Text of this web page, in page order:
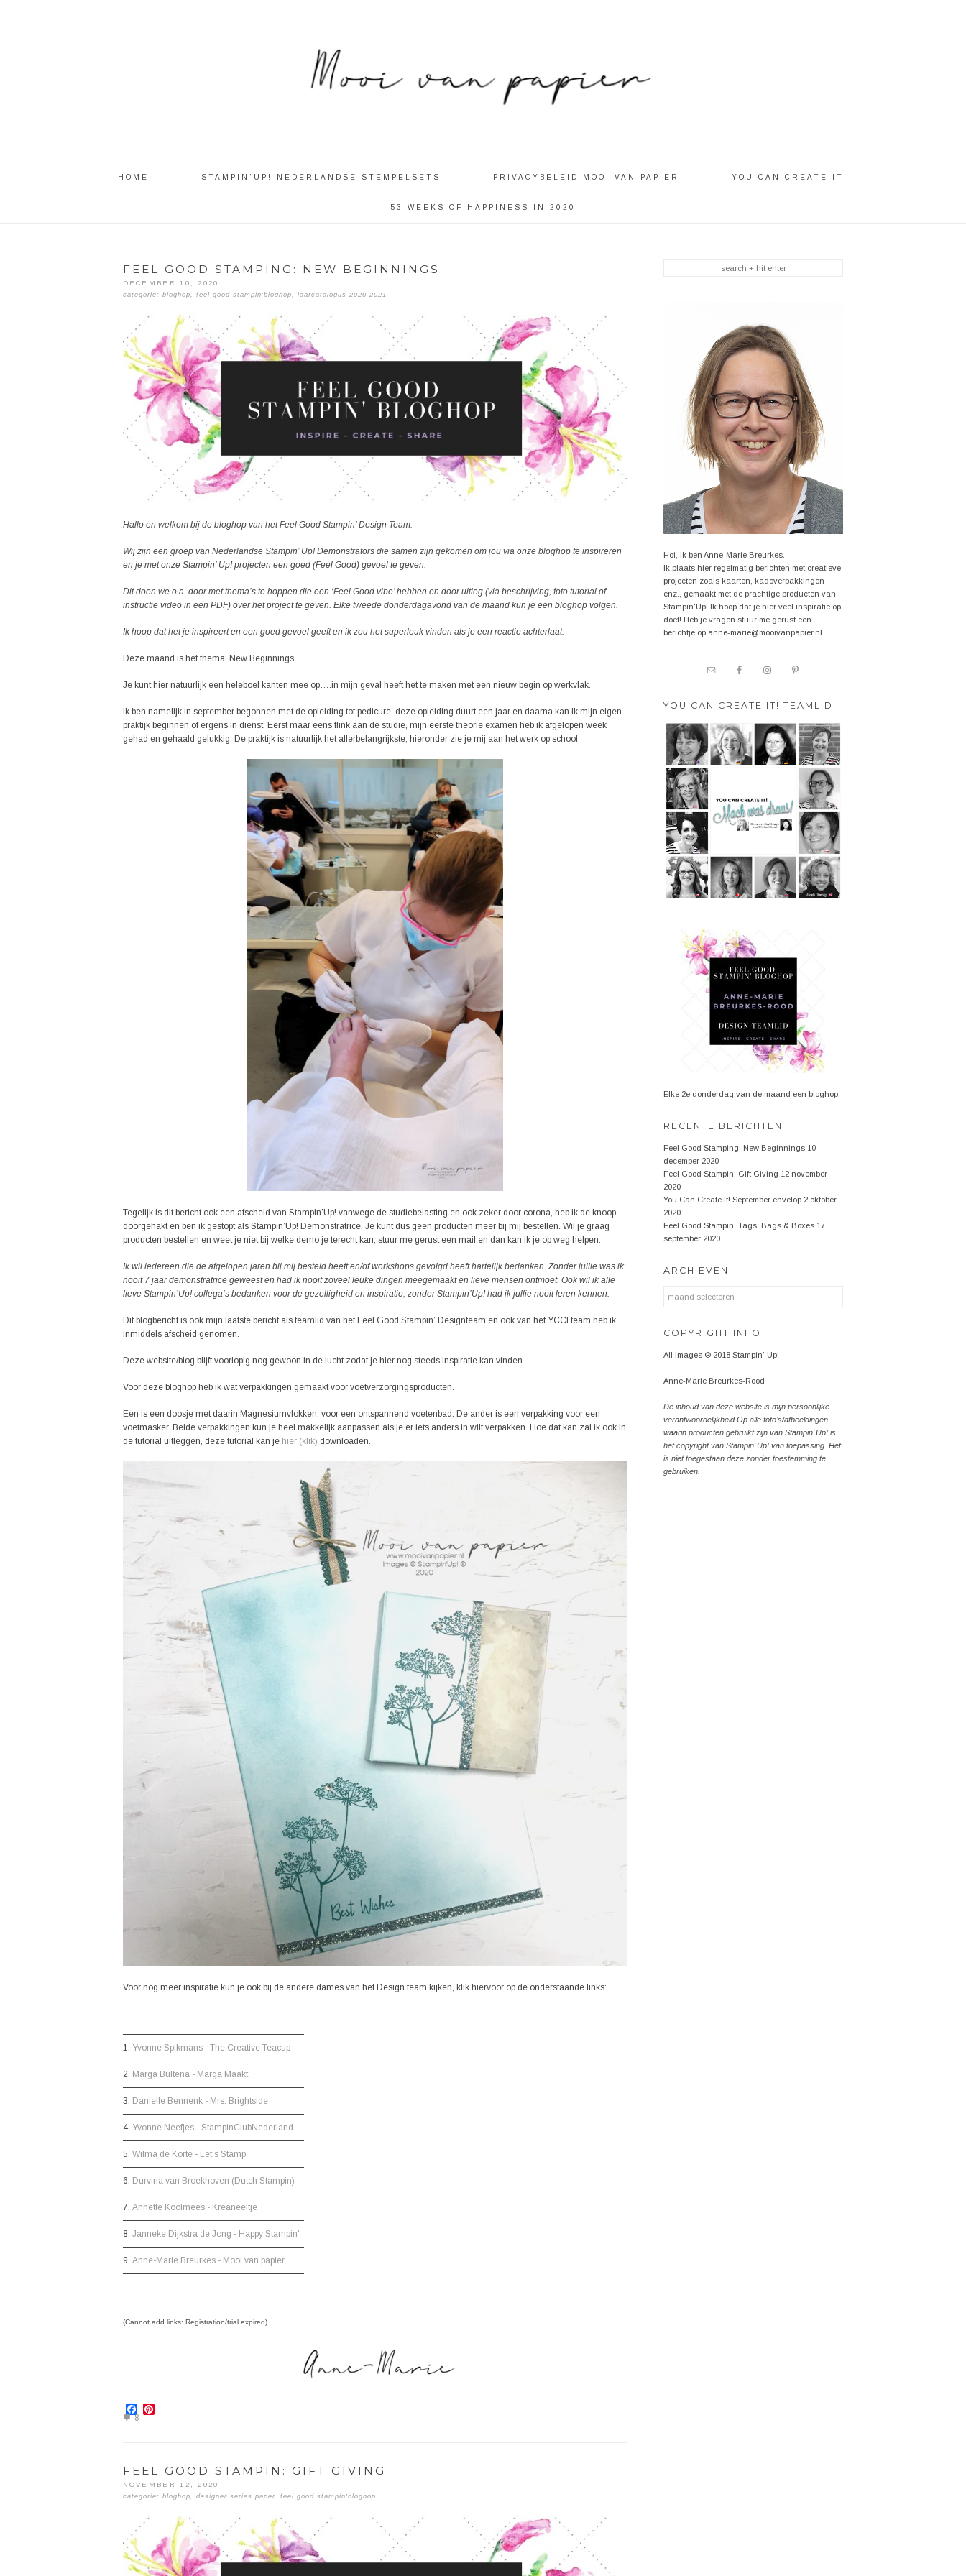
HOME STAMPIN’UP! NEDERLANDSE STEMPELSETS PRIVACYBELEID MOOI VAN PAPIER YOU CAN CREATE IT!
53 WEEKS OF HAPPINESS IN 2020
FEEL GOOD STAMPING: NEW BEGINNINGS
DECEMBER 10, 2020
categorie: bloghop, feel good stampin'bloghop, jaarcatalogus 2020-2021
Hallo en welkom bij de bloghop van het Feel Good Stampin’ Design Team.
Wij zijn een groep van Nederlandse Stampin’ Up! Demonstrators die samen zijn gekomen om jou via onze bloghop te inspireren
en je met onze Stampin’ Up! projecten een goed (Feel Good) gevoel te geven.
Dit doen we o.a. door met thema’s te hoppen die een ‘Feel Good vibe’ hebben en door uitleg (via beschrijving, foto tutorial of
instructie video in een PDF)over het project te geven. Elke tweede donderdagavond van de maand kun je een bloghop volgen.
Ik hoop dat het je inspireert en een goed gevoel geeft en ik zou het superleuk vinden als je een reactie achterlaat.
Deze maand is het thema: New Beginnings.
Je kunt hier natuurlijk een heleboel kanten mee op….in mijn geval heeft het te maken met een nieuw begin op werkvlak.
Ik ben namelijk in september begonnen met de opleiding tot pedicure, deze opleiding duurt een jaar en daarna kan ik mijn eigen
praktijk beginnen of ergens in dienst. Eerst maar eens flink aan de studie, mijn eerste theorie examen heb ik afgelopen week
gehad en gehaald gelukkig. De praktijk is natuurlijk het allerbelangrijkste, hieronder zie je mij aan het werk op school.
Tegelijk is dit bericht ook een afscheid van Stampin’Up! vanwege de studiebelasting en ook zeker door corona, heb ik de knoop
doorgehakt en ben ik gestopt als Stampin’Up! Demonstratrice. Je kunt dus geen producten meer bij mij bestellen. Wil je graag
producten bestellen en weet je niet bij welke demo je terecht kan, stuur me gerust een mail en dan kan ik je op weg helpen.
Ik wil iedereen die de afgelopen jaren bij mij besteld heeft en/of workshops gevolgd heeft hartelijk bedanken. Zonder jullie was ik
nooit 7 jaar demonstratrice geweest en had ik nooit zoveel leuke dingen meegemaakt en lieve mensen ontmoet. Ook wil ik alle
lieve Stampin’Up! collega’s bedanken voor de gezelligheid en inspiratie, zonder Stampin’Up! had ik jullie nooit leren kennen.
Dit blogbericht is ook mijn laatste bericht als teamlid van het Feel Good Stampin’ Designteam en ook van het YCCI team heb ik
inmiddels afscheid genomen.
Deze website/blog blijft voorlopig nog gewoon in de lucht zodat je hier nog steeds inspiratie kan vinden.
Voor deze bloghop heb ik wat verpakkingen gemaakt voor voetverzorgingsproducten.
Een is een doosje met daarin Magnesiumvlokken, voor een ontspannend voetenbad. De ander is een verpakking voor een
voetmasker. Beide verpakkingen kun je heel makkelijk aanpassen als je er iets anders in wilt verpakken. Hoe dat kan zal ik ook in
de tutorial uitleggen, deze tutorial kan je hier (klik) downloaden.
Voor nog meer inspiratie kun je ook bij de andere dames van het Design team kijken, klik hiervoor op de onderstaande links:
1. Yvonne Spikmans - The Creative Teacup
2. Marga Bultena - Marga Maakt
3. Danielle Bennenk - Mrs. Brightside
4. Yvonne Neefjes - StampinClubNederland
5. Wilma de Korte - Let's Stamp
6. Durvina van Broekhoven (Dutch Stampin)
7. Annette Koolmees - Kreaneeltje
8. Janneke Dijkstra de Jong - Happy Stampin'
9. Anne-Marie Breurkes - Mooi van papier
(Cannot add links: Registration/trial expired)
Facebook
Pinterest
8
FEEL GOOD STAMPIN: GIFT GIVING
NOVEMBER 12, 2020
categorie: bloghop, designer series paper, feel good stampin'bloghop
Hoi, ik ben Anne-Marie Breurkes.
Ik plaats hier regelmatig berichten met creatieve
projecten zoals kaarten, kadoverpakkingen
enz., gemaakt met de prachtige producten van
Stampin'Up! Ik hoop dat je hier veel inspiratie op
doet! Heb je vragen stuur me gerust een
berichtje op anne-marie@mooivanpapier.nl
YOU CAN CREATE IT! TEAMLID
Elke 2e donderdag van de maand een bloghop.
RECENTE BERICHTEN
Feel Good Stamping: New Beginnings 10
december 2020
Feel Good Stampin: Gift Giving 12 november
2020
You Can Create It! September envelop 2 oktober
2020
Feel Good Stampin: Tags, Bags & Boxes 17
september 2020
ARCHIEVEN
COPYRIGHT INFO
All images ® 2018 Stampin’ Up!
Anne-Marie Breurkes-Rood
De inhoud van deze website is mijn persoonlijke
verantwoordelijkheid Op alle foto’s/afbeeldingen
waarin producten gebruikt zijn van Stampin’ Up! is
het copyright van Stampin’ Up! van toepassing. Het
is niet toegestaan deze zonder toestemming te
gebruiken.